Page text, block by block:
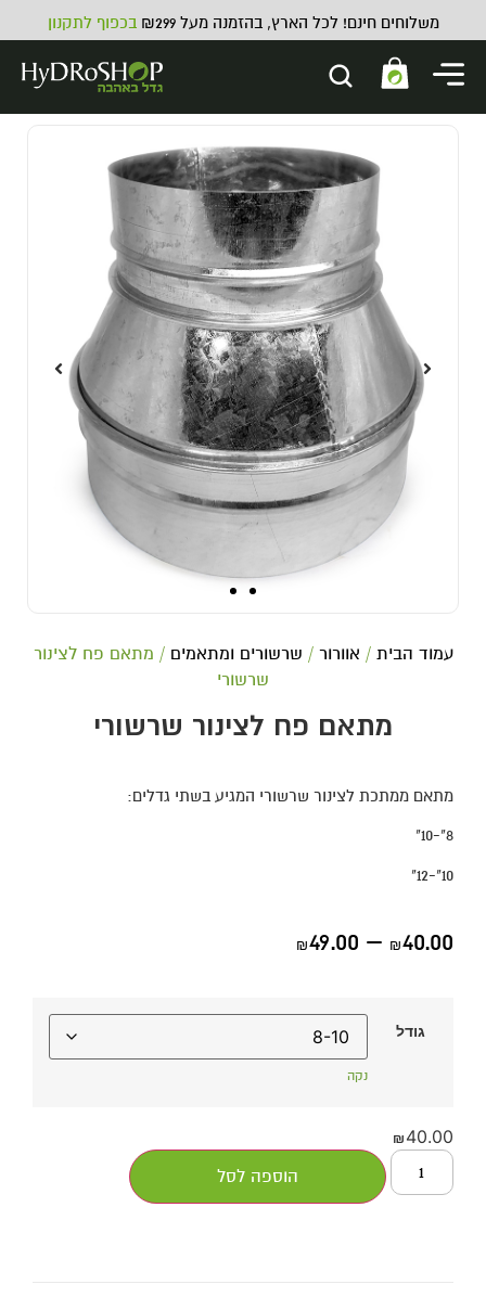
משלוחים חינם! לכל הארץ, בהזמנה מעל ₪299 בכפוף לתקנון
עמוד הבית / אוורור / שרשורים ומתאמים / מתאם פח לצינור
שרשורי
מתאם פח לצינור שרשורי
מתאם ממתכת לצינור שרשורי המגיע בשתי גדלים:
8"-10"
10"-12"
₪40.00
–
₪49.00
גודל
נקה
₪40.00
הוספה לסל
עציץ מרובע למרפסת ולחלון - 6.5
ליטר
₪6.00
ADD